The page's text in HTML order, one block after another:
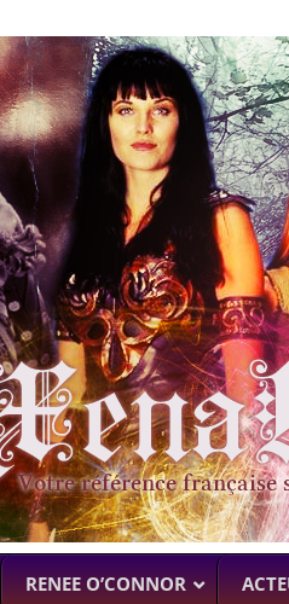
RENEE O’CONNOR